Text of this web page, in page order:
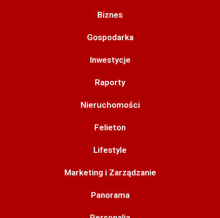
Biznes
Gospodarka
Inwestycje
Raporty
Nieruchomości
Felieton
Lifestyle
Marketing i Zarządzanie
Panorama